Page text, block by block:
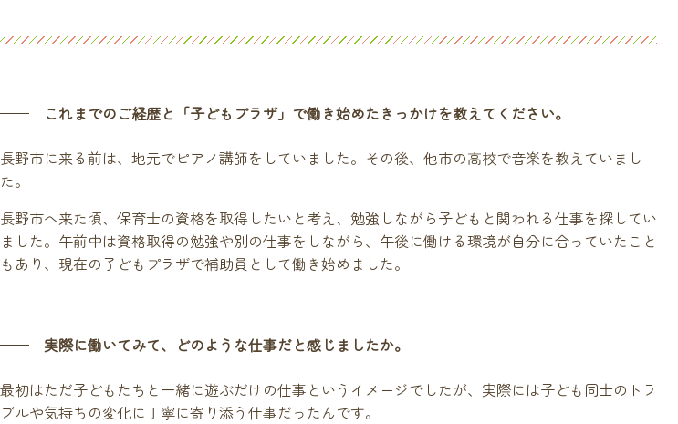
これまでのご経歴と「子どもプラザ」で働き始めたきっかけを教えてください。
長野市に来る前は、地元でピアノ講師をしていました。その後、他市の高校で音楽を教えていまし
た。
長野市へ来た頃、保育士の資格を取得したいと考え、勉強しながら子どもと関われる仕事を探してい
ました。午前中は資格取得の勉強や別の仕事をしながら、午後に働ける環境が自分に合っていたこと
もあり、現在の子どもプラザで補助員として働き始めました。
実際に働いてみて、どのような仕事だと感じましたか。
最初はただ子どもたちと一緒に遊ぶだけの仕事というイメージでしたが、実際には子ども同士のトラ
ブルや気持ちの変化に丁寧に寄り添う仕事だったんです。